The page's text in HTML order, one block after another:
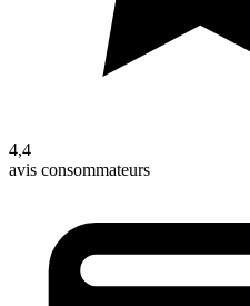
4,4
avis consommateurs